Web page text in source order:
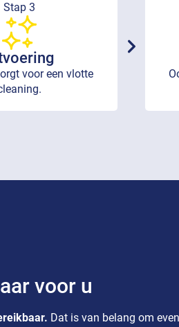
Stap 3
voor een vlotte
voor u
Dat is van belang om